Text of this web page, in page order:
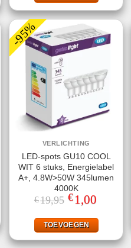
-95%
VERLICHTING
LED-spots GU10 COOL
WIT 6 stuks, Energielabel
A+, 4.8W>50W 345lumen
4000K
€19,95 Oorspronkelijke
prijs
€19,95.
€ 1,00
€1,00.
TOEVOEGEN